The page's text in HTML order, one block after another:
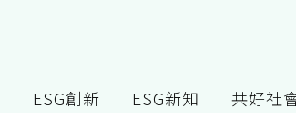
ESG創新 ESG新知 共好社